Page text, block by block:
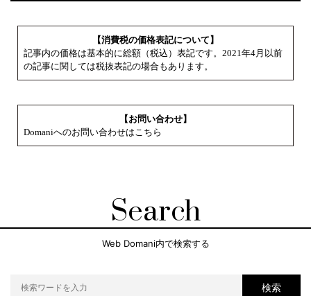
【消費税の価格表記について】
記事内の価格は基本的に総額（税込）表記です。2021年4月以前
の記事に関しては税抜表記の場合もあります。
【お問い合わせ】
Domaniへのお問い合わせはこちら
Search
Web Domani内で検索する
検索